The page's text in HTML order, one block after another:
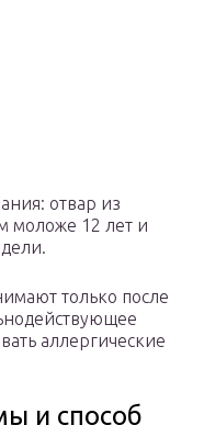
отвар из
моложе 12 лет и
только после
аллергические
и способ